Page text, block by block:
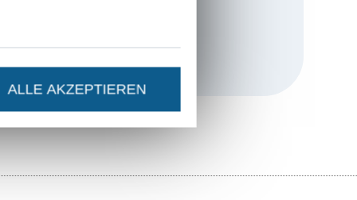
viel
wurde für
damit auch
Herz
ALLE AKZEPTIEREN